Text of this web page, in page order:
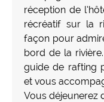
réception de
récréatif sur la
façon pour
bord de la
guide de rafting
et vous
Vous déjeunerez